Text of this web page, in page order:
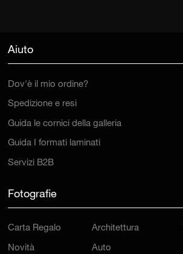
Aiuto
Dov'è il mio ordine?
Spedizione e resi
Guida le cornici della galleria
Guida I formati laminati
Servizi B2B
Fotografie
Carta Regalo
Novità
Architettura
Auto